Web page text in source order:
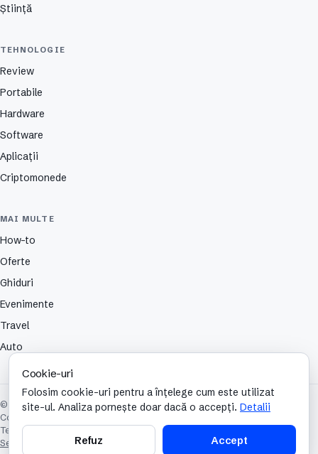
Știință
TEHNOLOGIE
Review
Portabile
Hardware
Software
Aplicații
Criptomonede
MAI MULTE
How-to
Oferte
Ghiduri
Evenimente
Travel
Auto
© 2026 TechCafe. Toate drepturile rezervate.
Contact
Termeni și condiții
Setări cookie-uri
Cookie-uri
Folosim cookie-uri pentru a înțelege cum este utilizat
site-ul. Analiza pornește doar dacă o accepți. Detalii
Refuz Accept